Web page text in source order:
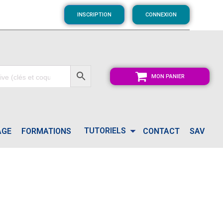
INSCRIPTION CONNEXION
MON PANIER
FORMATIONS TUTORIELS CONTACT SAV